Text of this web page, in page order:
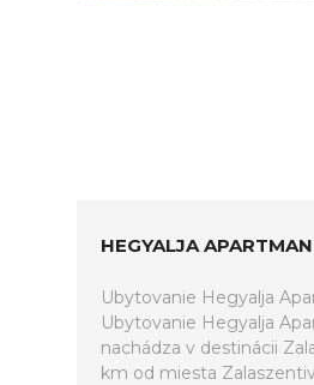
HEGYALJA APARTMAN
Ubytovanie Hegyalja
Ubytovanie Hegyalja
nachádza v destinácii
km od miesta